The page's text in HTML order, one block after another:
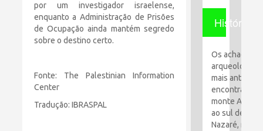
por um investigador israelense,
enquanto a Administração de Prisões
de Ocupação ainda mantém segredo
sobre o destino certo.
Fonte: The Palestinian Information
Center
Tradução: IBRASPAL
História
Os achados
arqueológicos
mais antigos
encontrados
monte Al-
ao sul de
Nazaré,